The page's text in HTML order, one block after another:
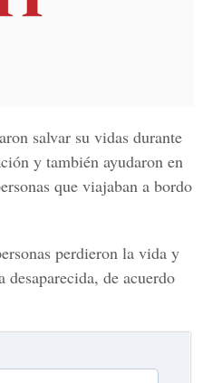
salvar su vidas durante
y también ayudaron en
que viajaban a bordo
perdieron la vida y
desaparecida, de acuerdo